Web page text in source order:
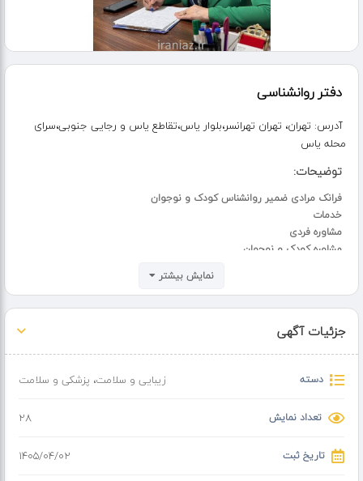
دفتر روانشناسی
آدرس: تهران، تهران تهرانسر،بلوار یاس،تقاطع یاس و رجایی جنوبی،سرای
محله یاس
توضیحات:
فرانک مرادی ضمیر روانشناس کودک و نوجوان
خدمات
مشاوره فردی
مشاوره کودک و نوجوان
ارزیابی هوش و استعداد کودکان
مشکلات یادگیری
کمبود توجه و تمرکز کودک
نمایش بیشتر
جزئیات آگهی
دسته زیبایی و سلامت، پزشکی و سلامت
تعداد نمایش 28
تاریخ ثبت ۱۴۰۵/۰۴/۰۲